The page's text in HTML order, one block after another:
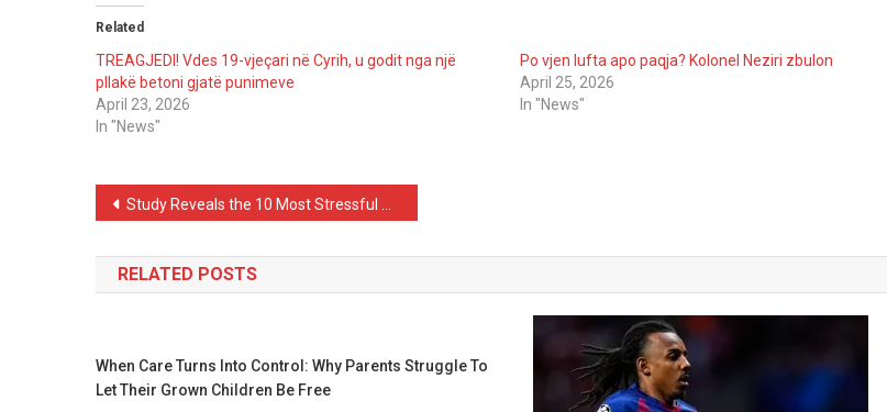
Related
TREAGJEDI! Vdes 19-vjeçari në Cyrih, u godit nga një
pllakë betoni gjatë punimeve
April 23, 2026
In "News"
Po vjen lufta apo paqja? Kolonel Neziri zbulon
April 25, 2026
In "News"
Post
navigation
Study Reveals the 10 Most Stressful Decisions in Life,Some May Surprise You
RELATED POSTS
When Care Turns Into Control: Why Parents Struggle To
Let Their Grown Children Be Free